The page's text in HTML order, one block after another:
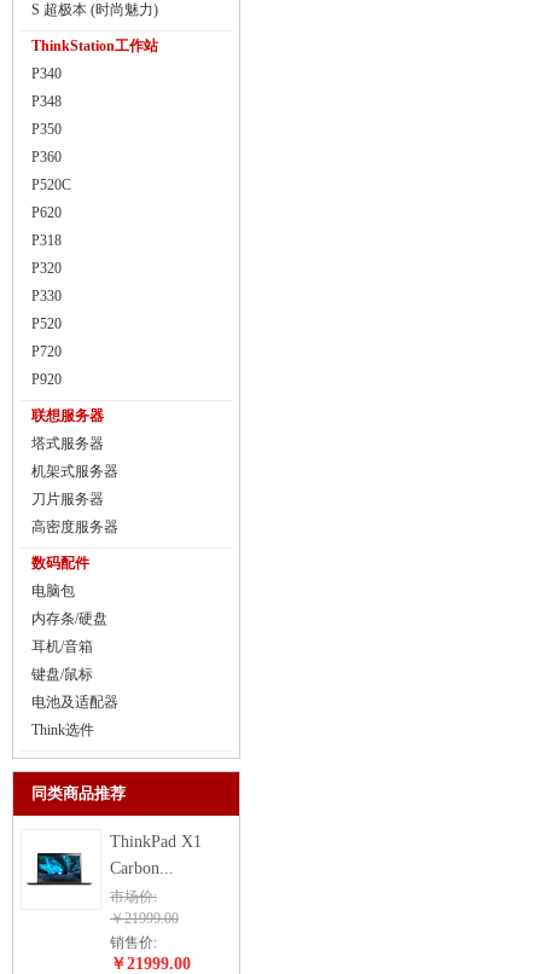
S 超极本 (时尚魅力)
ThinkStation工作站
P340
P348
P350
P360
P520C
P620
P318
P320
P330
P520
P720
P920
联想服务器
塔式服务器
机架式服务器
刀片服务器
高密度服务器
数码配件
电脑包
内存条/硬盘
耳机/音箱
键盘/鼠标
电池及适配器
Think选件
同类商品推荐
ThinkPad X1
Carbon...
市场价:
￥21999.00
销售价:
￥21999.00